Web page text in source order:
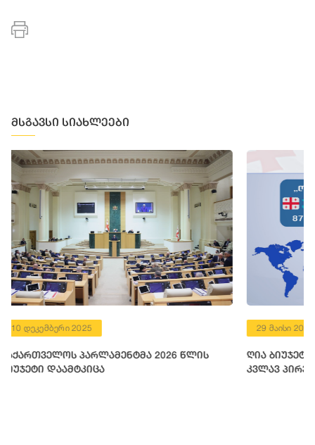
მსგავსი სიახლეები
წლის
29 მაისი 2024
ღია ბიუჯეტის ინდექსში - 2023 საქართველო
კვლავ პირველ ადგილს იკავებს